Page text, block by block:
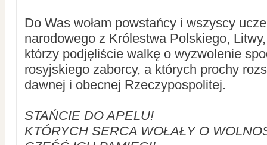
Do Was wołam powstańcy i wszyscy
narodowego z Królestwa Polskiego,
którzy podjęliście walkę o wyzwolenie
rosyjskiego zaborcy, a których prochy
dawnej i obecnej Rzeczypospolitej.
STAŃCIE DO APELU!
KTÓRYCH SERCA WOŁAŁY O